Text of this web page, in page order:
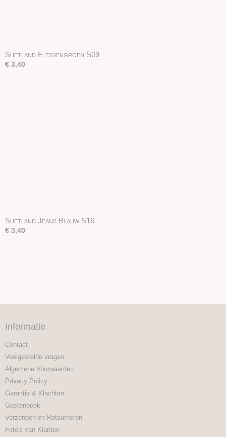
Shetland Flessengroen S09
€ 3,40
Shetland Jeans Blauw S16
€ 3,40
Informatie
Contact
Veelgestelde vragen
Algemene Voorwaarden
Privacy Policy
Garantie & Klachten
Gastenboek
Verzenden en Retourneren
Foto's van Klanten